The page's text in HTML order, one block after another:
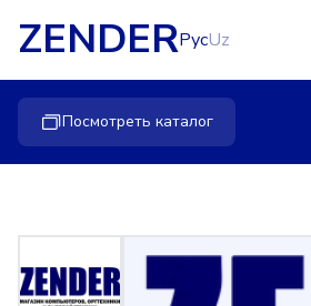
ZENDERРусUz
Посмотреть каталог